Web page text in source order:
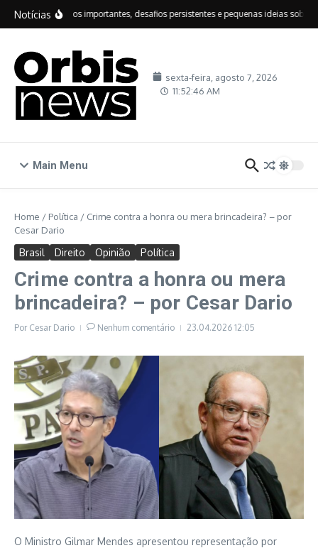
Ir para o conteúdo
Notícias
IDEB: avanços importantes, desafios persistentes e pequenas ideias sobre
sexta-feira, agosto 7, 2026
11:52:47 AM
Main Menu
Home / Política / Crime contra a honra ou mera brincadeira? – por
Cesar Dario
Brasil Direito Opinião Política
Crime contra a honra ou mera
brincadeira? – por Cesar Dario
Por Cesar Dario Nenhum comentário 23.04.2026 12:05
O Ministro Gilmar Mendes apresentou representação por